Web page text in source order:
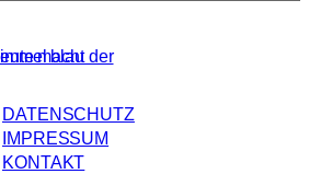
DATENSCHUTZ
IMPRESSUM
KONTAKT